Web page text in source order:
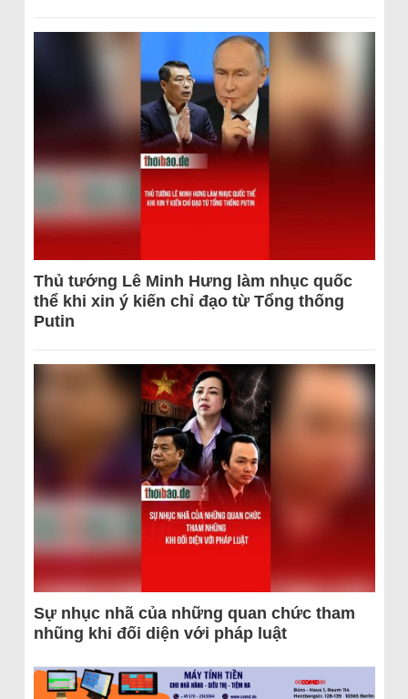
Thủ tướng Lê Minh Hưng làm nhục quốc
thể khi xin ý kiến chỉ đạo từ Tổng thống
Putin
Sự nhục nhã của những quan chức tham
nhũng khi đối diện với pháp luật